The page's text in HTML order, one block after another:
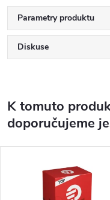
Parametry produktu
Diskuse
K tomuto
doporučujeme